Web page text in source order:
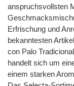
anspruchsvollsten
Erfrischung und
bekanntesten
con Palo
handelt sich um
einem starken